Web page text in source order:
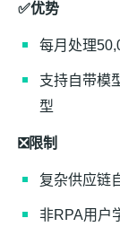
✅优势
每月处理
支持自带模
型
❎限制
复杂供应链
非RPA用户